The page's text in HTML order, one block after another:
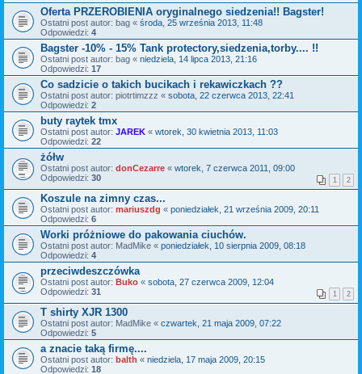
Oferta PRZEROBIENIA oryginalnego siedzenia!! Bagster!
Ostatni post autor: bag « środa, 25 września 2013, 11:48
Odpowiedzi: 4
Bagster -10% - 15% Tank protectory,siedzenia,torby.... !!
Ostatni post autor: bag « niedziela, 14 lipca 2013, 21:16
Odpowiedzi: 17
Co sadzicie o takich bucikach i rekawiczkach ??
Ostatni post autor: piotrtimzzz « sobota, 22 czerwca 2013, 22:41
Odpowiedzi: 2
buty raytek tmx
Ostatni post autor: JAREK « wtorek, 30 kwietnia 2013, 11:03
Odpowiedzi: 22
żółw
Ostatni post autor: donCezarre « wtorek, 7 czerwca 2011, 09:00
Odpowiedzi: 30 1 2
Koszule na zimny czas...
Ostatni post autor: mariuszdg « poniedziałek, 21 września 2009, 20:11
Odpowiedzi: 6
Worki próżniowe do pakowania ciuchów.
Ostatni post autor: MadMike « poniedziałek, 10 sierpnia 2009, 08:18
Odpowiedzi: 4
przeciwdeszczówka
Ostatni post autor: Buko « sobota, 27 czerwca 2009, 12:04
Odpowiedzi: 31 1 2
T shirty XJR 1300
Ostatni post autor: MadMike « czwartek, 21 maja 2009, 07:22
Odpowiedzi: 5
a znacie taką firmę....
Ostatni post autor: balth « niedziela, 17 maja 2009, 20:15
Odpowiedzi: 18